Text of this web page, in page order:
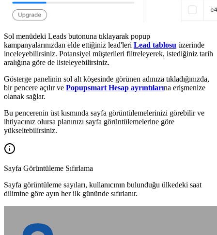
Sol menüdeki Leads butonuna tıklayarak popup
kampanyalarınızdan elde ettiğiniz lead'leri Lead tablosu üzerinde
inceleyebilirsiniz. Potansiyel müşterileri filtreleyerek, istediğiniz tarih
aralığına göre de listeleyebilirsiniz.
Gösterge panelinin sol alt köşesinde görünen adınıza tıkladığınızda,
bir pencere açılır ve Popupsmart Hesap ayrıntılarına erişmenize
olanak sağlar.
Bu pencerenin üst kısmında sayfa görüntülemelerinizi görebilir ve
ihtiyacınız olursa planınızı sayfa görüntülemelerine göre
yükseltebilirsiniz.
Sayfa Görüntüleme Sıfırlama
Sayfa görüntüleme sayıları, kullanıcının bulunduğu ülkedeki saat
dilimine göre ayın her ilk gününde sıfırlanır.